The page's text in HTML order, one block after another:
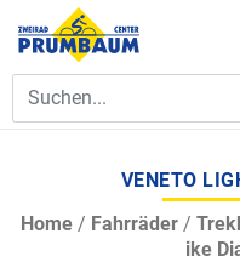
VENETO
Home/ Fahrräder/
ike